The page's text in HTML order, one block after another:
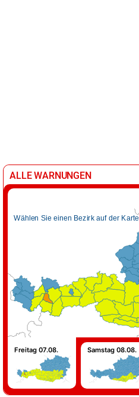
ALLE WARNUNGEN
Wählen Sie einen Bezirk auf der Karte
Freitag 07.08. Samstag 08.08.